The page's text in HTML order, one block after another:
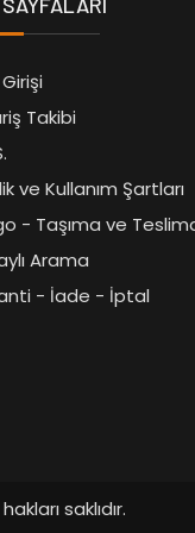
Takibi
ve Kullanım Şartları
- Taşıma ve
Arama
- İade - İptal
saklıdır.